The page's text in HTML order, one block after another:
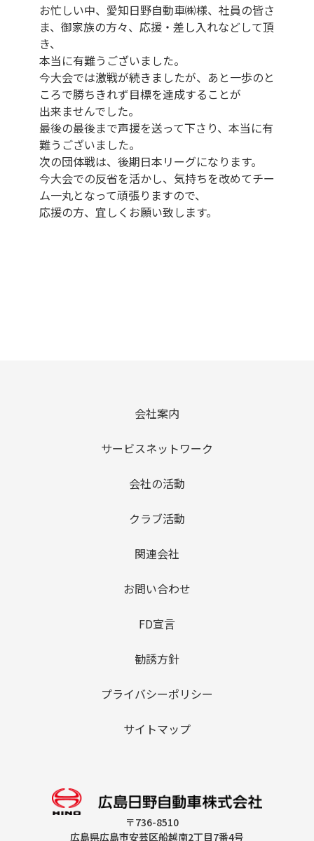
お忙しい中、愛知日野自動車㈱様、社員の皆さ
ま、御家族の方々、応援・差し入れなどして頂
き、
本当に有難うございました。
今大会では激戦が続きましたが、あと一歩のと
ころで勝ちきれず目標を達成することが
出来ませんでした。
最後の最後まで声援を送って下さり、本当に有
難うございました。
次の団体戦は、後期日本リーグになります。
今大会での反省を活かし、気持ちを改めてチー
ム一丸となって頑張りますので、
応援の方、宜しくお願い致します。
〒736-8510
広島県広島市安芸区船越南2丁目7番4号
会社案内
サービスネットワーク
会社の活動
クラブ活動
関連会社
お問い合わせ
FD宣言
勧誘方針
プライバシーポリシー
サイトマップ